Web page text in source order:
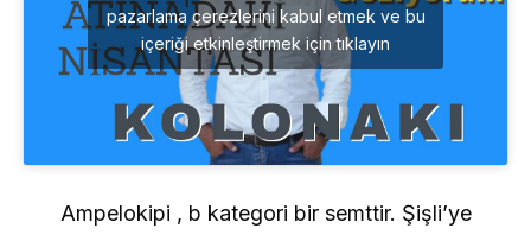
pazarlama çerezlerini kabul etmek ve bu
içeriği etkinleştirmek için tıklayın
Ampelokipi , b kategori bir semttir. Şişli’ye